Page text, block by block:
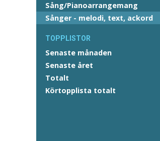
Sång/Pianoarrangemang
Sånger - melodi, text, ackord
TOPPLISTOR
Senaste månaden
Senaste året
Totalt
Körtopplista totalt